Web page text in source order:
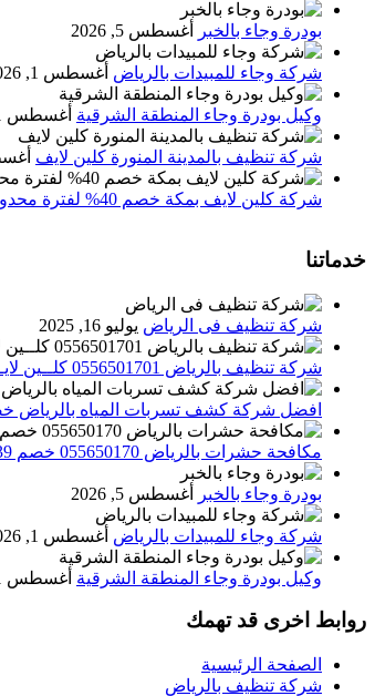
بودرة وجاء بالخبر أغسطس 5, 2026
شركة وجاء للمبيدات بالرياض أغسطس 1, 2026
وكيل بودرة وجاء المنطقة الشرقية أغسطس 1, 2026
شركة تنظيف بالمدينة المنورة كلين لايف
شركة كلين لايف بمكة خصم 40% لفترة محدودة للتواصل 0552071750 نصلك اينما كنت
خدماتنا
شركة تنظيف فى الرياض يوليو 16, 2025
شركة تنظيف بالرياض 0556501701 كلــين لايــن خصم 39% تنظيف وتعقيم المنازل باحدث الاجهزة
افضل شركة كشف تسربات المياه بالرياض خصم 39% اطلب الان 0556501701‬‏ – تقارير
مكافحة حشرات بالرياض 055650170 خصم 39% القضاء التام علي الحشرات والقوارض
بودرة وجاء بالخبر أغسطس 5, 2026
شركة وجاء للمبيدات بالرياض أغسطس 1, 2026
وكيل بودرة وجاء المنطقة الشرقية أغسطس 1, 2026
روابط اخرى قد تهمك
الصفحة الرئيسية
شركة تنظيف بالرياض